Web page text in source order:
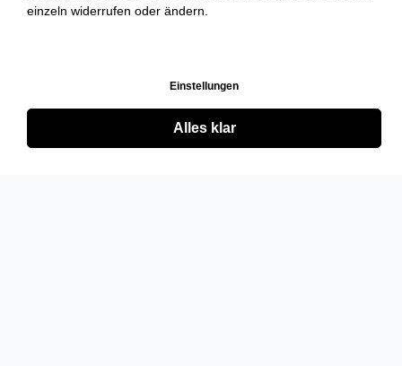
einzeln widerrufen oder ändern.
Einstellungen
Alles klar